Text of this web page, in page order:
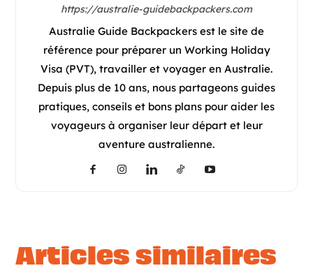
https://australie-guidebackpackers.com
Australie Guide Backpackers est le site de
référence pour préparer un Working Holiday
Visa (PVT), travailler et voyager en Australie.
Depuis plus de 10 ans, nous partageons guides
pratiques, conseils et bons plans pour aider les
voyageurs à organiser leur départ et leur
aventure australienne.
articles similaires